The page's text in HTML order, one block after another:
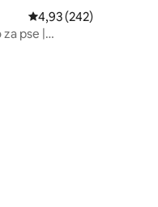
Prosječna ocjena:
4,93 (242)
pse |